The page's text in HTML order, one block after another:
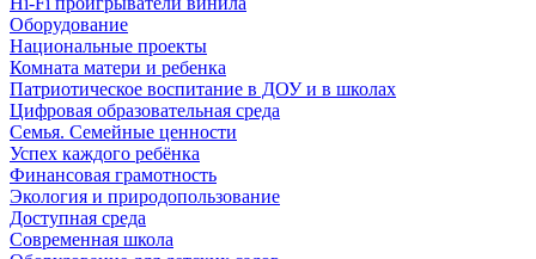
Оборудование
Национальные проекты
Комната матери и ребенка
Патриотическое воспитание в ДОУ и в школах
Цифровая образовательная среда
Семья. Семейные ценности
Успех каждого ребёнка
Финансовая грамотность
Экология и природопользование
Доступная среда
Современная школа